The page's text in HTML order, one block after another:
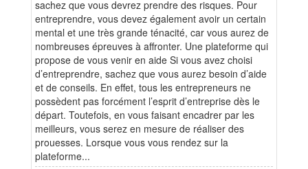
sachez que vous devrez prendre des risques. Pour
entreprendre, vous devez également avoir un certain
mental et une très grande ténacité, car vous aurez de
nombreuses épreuves à affronter. Une plateforme qui
propose de vous venir en aide Si vous avez choisi
d’entreprendre, sachez que vous aurez besoin d’aide
et de conseils. En effet, tous les entrepreneurs ne
possèdent pas forcément l’esprit d’entreprise dès le
départ. Toutefois, en vous faisant encadrer par les
meilleurs, vous serez en mesure de réaliser des
prouesses. Lorsque vous vous rendez sur la
plateforme...